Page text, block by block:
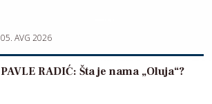
05. AVG 2026
PAVLE RADIĆ: Šta je nama „Oluja“?